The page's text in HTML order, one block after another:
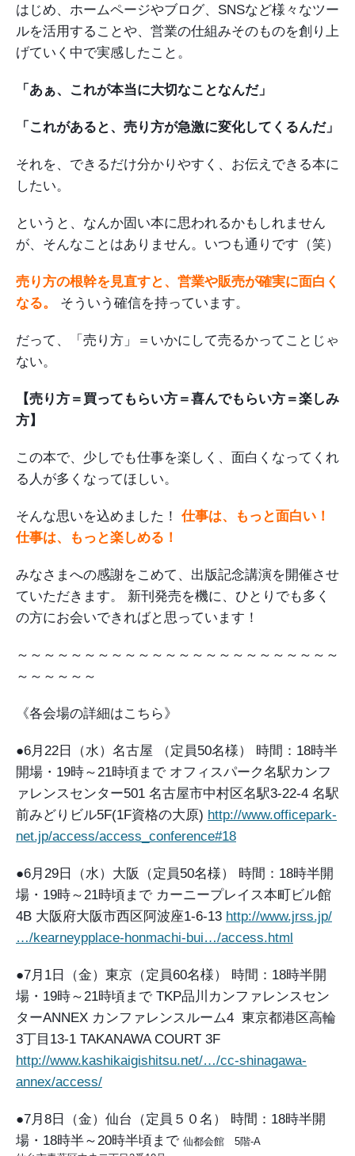
はじめ、ホームページやブログ、SNSなど様々なツー
ルを活用することや、営業の仕組みそのものを創り上
げていく中で実感したこと。
「あぁ、これが本当に大切なことなんだ」
「これがあると、売り方が急激に変化してくるんだ」
それを、できるだけ分かりやすく、お伝えできる本に
したい。
というと、なんか固い本に思われるかもしれません
が、そんなことはありません。いつも通りです（笑）
売り方の根幹を見直すと、営業や販売が確実に面白く
なる。
そういう確信を持っています。
だって、「売り方」＝いかにして売るかってことじゃ
ない。
【売り方＝買ってもらい方＝喜んでもらい方＝楽しみ
方】
この本で、少しでも仕事を楽しく、面白くなってくれ
る人が多くなってほしい。
そんな思いを込めました！
仕事は、もっと面白い！
仕事は、もっと楽しめる！
みなさまへの感謝をこめて、出版記念講演を開催させ
ていただきます。
新刊発売を機に、ひとりでも多く
の方にお会いできればと思っています！
～～～～～～～～～～～～～～～～～～～～～～～～
～～～～～～
《各会場の詳細はこちら》
●6月22日（水）名古屋 （定員50名様）
時間：18時半
開場・19時～21時頃まで オフィスパーク名駅カンフ
ァレンスセンター501 名古屋市中村区名駅3-22-4 名駅
前みどりビル5F(1F資格の大原) http://www.officepark-
net.jp/access/access_conference#18
●6月29日（水）大阪（定員50名様）
時間：18時半開
場・19時～21時頃まで カーニープレイス本町ビル館
4B 大阪府大阪市西区阿波座1-6-13 http://www.jrss.jp/
…/kearneypplace-honmachi-bui…/access.html
●7月1日（金）東京（定員60名様）
時間：18時半開
場・19時～21時頃まで TKP品川カンファレンスセン
ターANNEX カンファレンスルーム4 東京都港区高輪
3丁目13-1 TAKANAWA COURT 3F
http://www.kashikaigishitsu.net/…/cc-shinagawa-
annex/access/
●7月8日（金）仙台（定員５０名）
時間：18時半開
場・18時半～20時半頃まで 仙都会館　5階-A